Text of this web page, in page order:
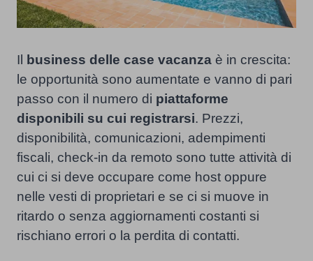
Il business delle case vacanza è in crescita:
le opportunità sono aumentate e vanno di pari
passo con il numero di piattaforme
disponibili su cui registrarsi. Prezzi,
disponibilità, comunicazioni, adempimenti
fiscali, check-in da remoto sono tutte attività di
cui ci si deve occupare come host oppure
nelle vesti di proprietari e se ci si muove in
ritardo o senza aggiornamenti costanti si
rischiano errori o la perdita di contatti.